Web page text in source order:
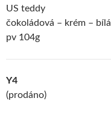
US teddy
čokoládová – krém – bílá
pv 104g
Y4
(prodáno)